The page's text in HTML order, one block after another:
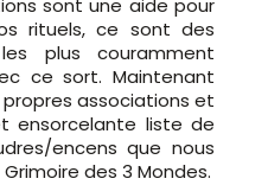
sont une aide pour
rituels, ce sont des
plus couramment
ce sort. Maintenant
associations et
ensorcelante liste de
encens que nous
des 3 Mondes.